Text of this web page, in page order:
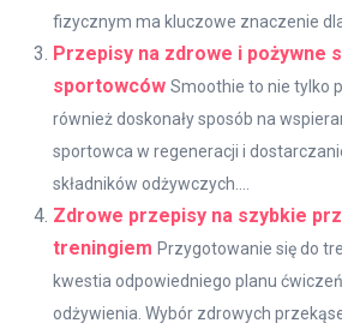
fizycznym ma kluczowe znaczenie
Przepisy na zdrowe i pożywne
sportowców Smoothie to nie tylko
również doskonały sposób na
sportowca w regeneracji i
składników odżywczych....
Zdrowe przepisy na szybkie
treningiem Przygotowanie się do
kwestia odpowiedniego planu
odżywienia. Wybór zdrowych